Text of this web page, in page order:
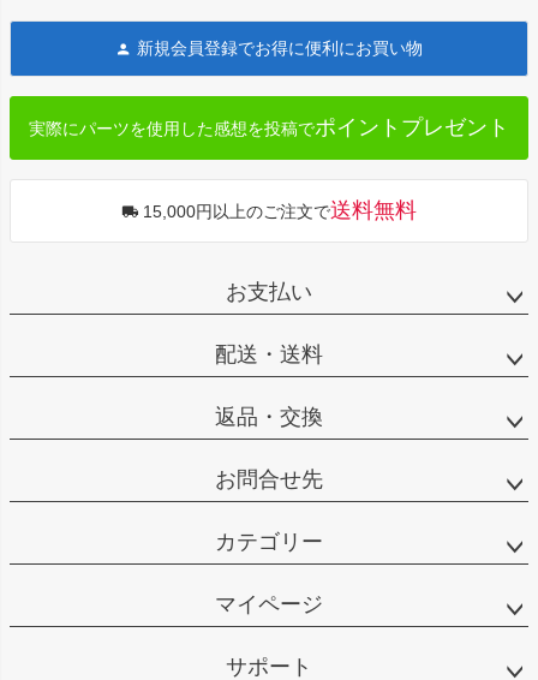
へ
新規会員登録でお得に便利にお買い物
実際にパーツを使用した感想を投稿でポイントプレゼント
15,000円以上のご注文で送料無料
お支払い
配送・送料
返品・交換
お問合せ先
カテゴリー
マイページ
サポート